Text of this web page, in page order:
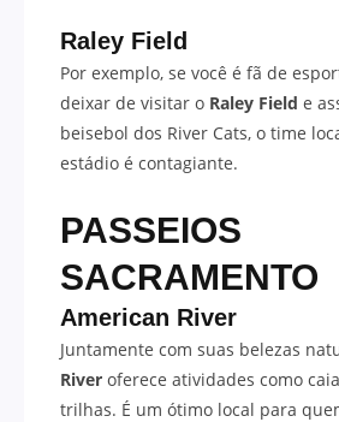
Raley Field
Por exemplo, se você é fã de
deixar de visitar o Raley Field e
beisebol dos River Cats, o time
estádio é contagiante.
PASSEIOS
SACRAMENTO
American River
Juntamente com suas belezas
River oferece atividades como
trilhas. É um ótimo local para